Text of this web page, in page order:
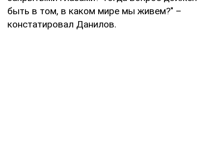
быть в том, в каком мире мы живем?" –
констатировал Данилов.